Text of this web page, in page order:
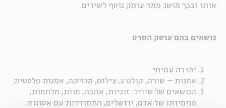
אותו ובכך מושג ממד עומק נוסף לשירים.
נושאים בהם עוסק הסרט
יהודה עמיחי
אמנות – שירה, קולנוע, צילום, מוזיקה, אמנות פלסטית.
הנושאים של שיריו: זוגיות, אהבה, מוות, מלחמות,
פנימיותו של אדם, ירושלים, התמודדות עם אסונות.